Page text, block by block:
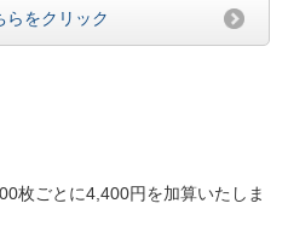
らをクリック
枚ごとに4,400円を加算いたしま